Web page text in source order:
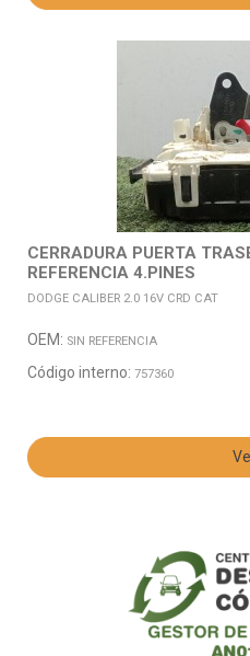
CERRADURA PUERTA
REFERENCIA 4.PINES
DODGE CALIBER 2.0 16V CRD CAT
OEM: SIN REFERENCIA
Código interno: 757360